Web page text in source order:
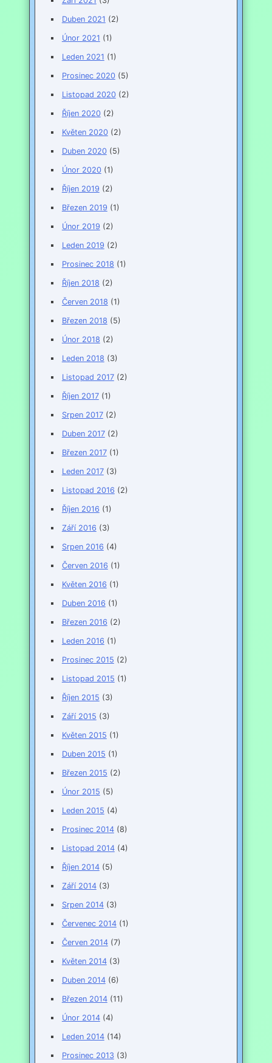
Duben 2021 (2)
Únor 2021 (1)
Leden 2021 (1)
Prosinec 2020(5)
Listopad 2020(2)
Říjen 2020(2)
Květen 2020(2)
Duben 2020(5)
Únor 2020(1)
Říjen 2019 (2)
Březen 2019 (1)
Únor 2019 (2)
Leden 2019 (2)
Prosinec 2018 (1)
Říjen 2018 (2)
Červen 2018 (1)
Březen 2018 (5)
Únor 2018 (2)
Leden 2018 (3)
Listopad 2017(2)
Říjen 2017(1)
Srpen 2017(2)
Duben 2017(2)
Březen 2017(1)
Leden 2017(3)
Listopad 2016 (2)
Říjen 2016 (1)
Září 2016 (3)
Srpen 2016 (4)
Červen 2016 (1)
Květen 2016 (1)
Duben 2016 (1)
Březen 2016 (2)
Leden 2016 (1)
Prosinec 2015 (2)
Listopad 2015 (1)
Říjen 2015 (3)
Září 2015 (3)
Květen 2015 (1)
Duben 2015 (1)
Březen 2015 (2)
Únor 2015 (5)
Leden 2015 (4)
Prosinec 2014(8)
Listopad 2014(4)
Říjen 2014(5)
Září 2014(3)
Srpen 2014(3)
Červenec 2014(1)
Červen 2014(7)
Květen 2014(3)
Duben 2014(6)
Březen 2014(11)
Únor 2014(4)
Leden 2014(14)
Prosinec 2013(3)